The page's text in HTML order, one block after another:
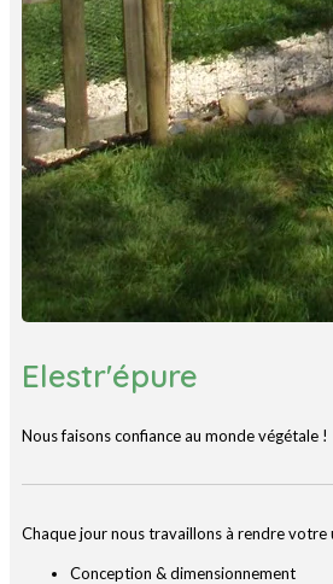
Elestr'épure
Nous faisons confiance au monde végétale !
Chaque jour nous travaillons à rendre votre
Conception & dimensionnement